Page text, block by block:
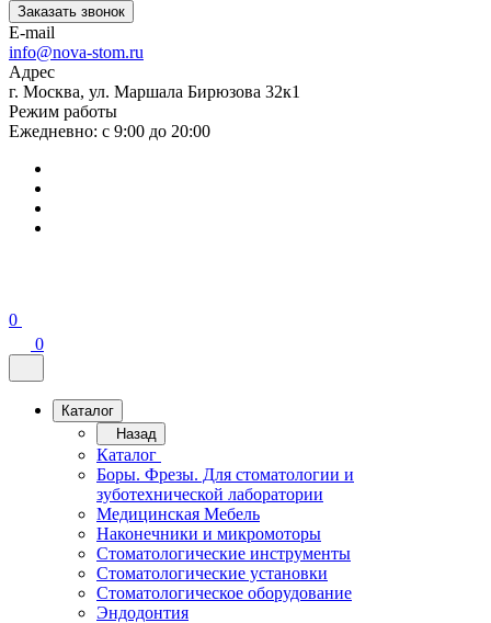
Заказать звонок
E-mail
info@nova-stom.ru
Адрес
г. Москва, ул. Маршала Бирюзова 32к1
Режим работы
Ежедневно: с 9:00 до 20:00
0
0
Каталог
Назад
Каталог
Боры. Фрезы. Для стоматологии и
зуботехнической лаборатории
Медицинская Мебель
Наконечники и микромоторы
Стоматологические инструменты
Стоматологические установки
Стоматологическое оборудование
Эндодонтия